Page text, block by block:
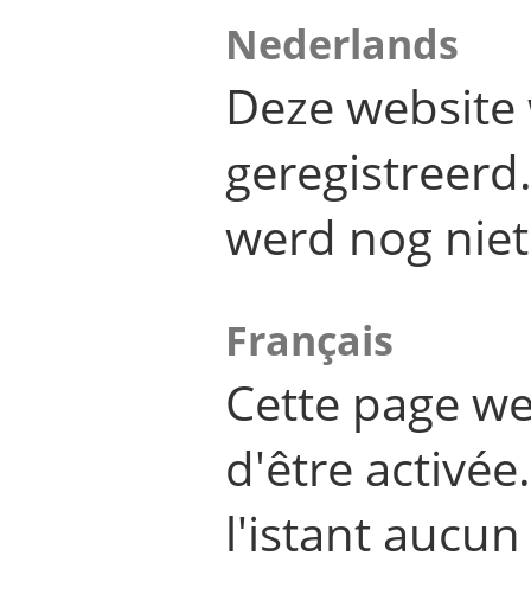
Nederlands
Deze
werd nog
Français
Cette page
d'être
l'istant